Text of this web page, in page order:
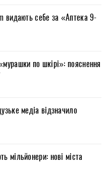
видають себе за «Аптека 9-
по шкірі»: пояснення
медіа відзначило
мільйонери: нові міста